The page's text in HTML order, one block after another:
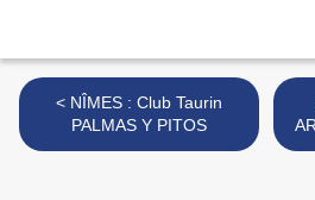
< NÎMES : Club Taurin
PALMAS Y PITOS